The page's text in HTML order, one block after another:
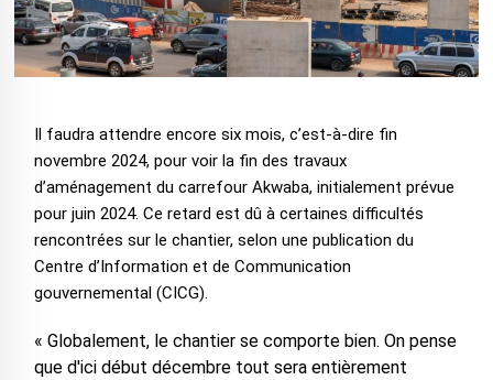
Il faudra attendre encore six mois, c’est-à-dire fin
novembre 2024, pour voir la fin des travaux
d’aménagement du carrefour Akwaba, initialement prévue
pour juin 2024. Ce retard est dû à certaines difficultés
rencontrées sur le chantier, selon une publication du
Centre d’Information et de Communication
gouvernemental (CICG).
« Globalement, le chantier se comporte bien. On pense
que d'ici début décembre tout sera entièrement